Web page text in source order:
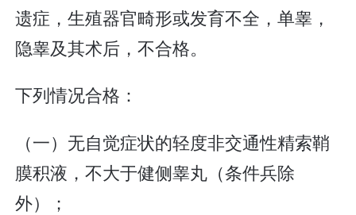
遗症，生殖器官畸形或发育不全，单睾，
隐睾及其术后，不合格。
下列情况合格：
（一）无自觉症状的轻度非交通性精索鞘
膜积液，不大于健侧睾丸（条件兵除
外）；